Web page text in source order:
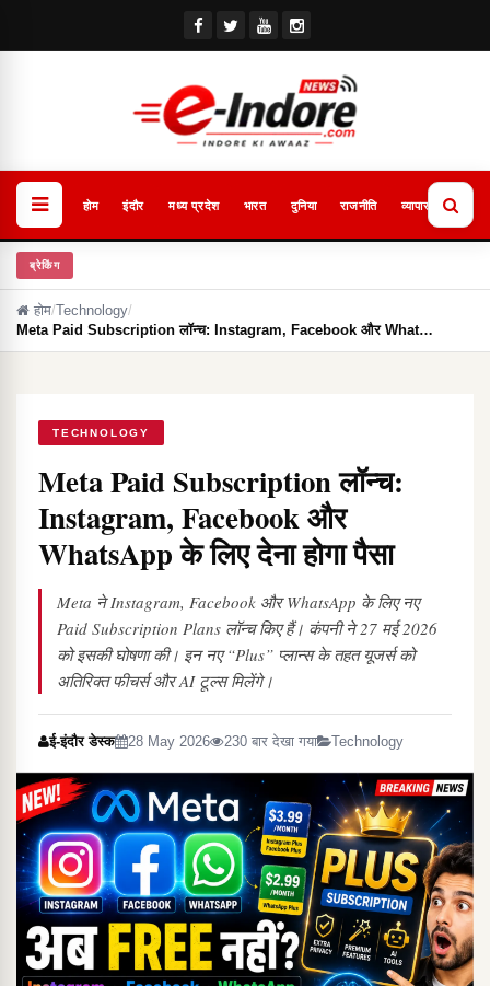
होम इंदौर मध्य प्रदेश भारत दुनिया राजनीति व्यापार खेल
ब्रेकिंग
होम/ Technology/
Meta Paid Subscription लॉन्च: Instagram, Facebook और What…
TECHNOLOGY
Meta Paid Subscription लॉन्च:
Instagram, Facebook और
WhatsApp के लिए देना होगा पैसा
Meta ने Instagram, Facebook और WhatsApp के लिए नए
Paid Subscription Plans लॉन्च किए हैं। कंपनी ने 27 मई 2026
को इसकी घोषणा की। इन नए “Plus” प्लान्स के तहत यूजर्स को
अतिरिक्त फीचर्स और AI टूल्स मिलेंगे।
ई-इंदौर डेस्क 28 May 2026 230 बार देखा गया Technology